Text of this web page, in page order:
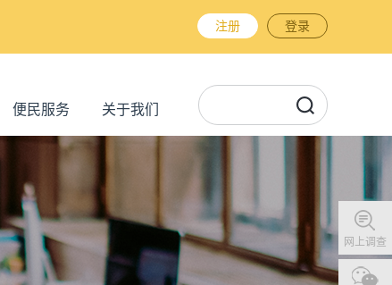
注册 登录
便民服务 关于我们
网上调查